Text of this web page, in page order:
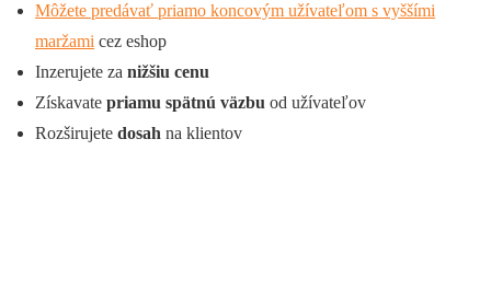
Môžete predávať priamo koncovým užívateľom s vyššími
maržami cez eshop
Inzerujete za nižšiu cenu
Získavate priamu spätnú väzbu od užívateľov
Rozširujete dosah na klientov